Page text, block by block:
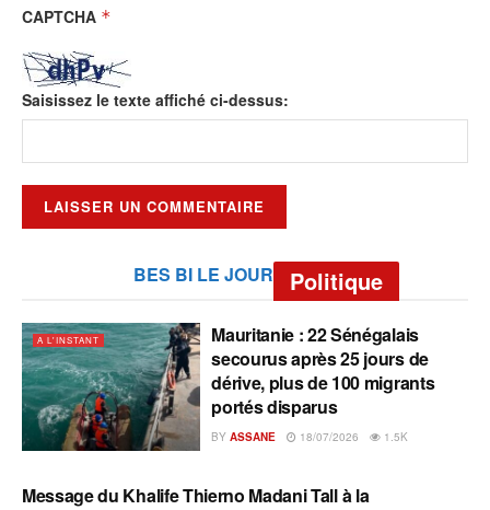
CAPTCHA *
Saisissez le texte affiché ci-dessus:
BES BI LE JOUR Politique
A L'INSTANT
Mauritanie : 22 Sénégalais
secourus après 25 jours de
dérive, plus de 100 migrants
portés disparus
BY ASSANE 18/07/2026 1.5K
A L'INSTANT
Message du Khalife Thierno Madani Tall à la